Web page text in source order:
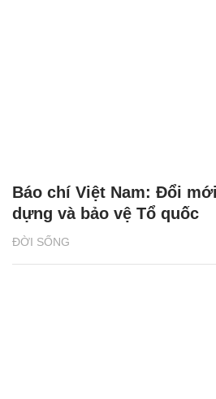
ĐỜI SỐNG
Báo chí Việt Nam: Đổi
dựng và bảo vệ Tổ quốc